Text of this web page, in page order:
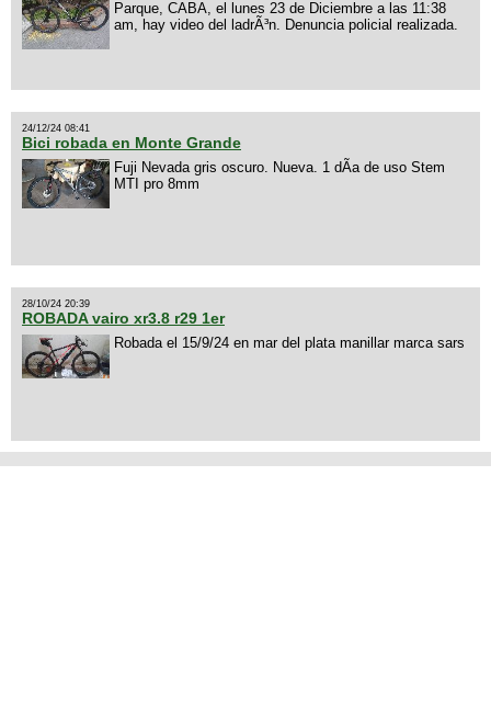
Parque, CABA, el lunes 23 de Diciembre a las 11:38
am, hay video del ladrÃ³n. Denuncia policial realizada.
24/12/24 08:41
Bici robada en Monte Grande
Fuji Nevada gris oscuro. Nueva. 1 dÃ­a de uso Stem
MTI pro 8mm
28/10/24 20:39
ROBADA vairo xr3.8 r29 1er
Robada el 15/9/24 en mar del plata manillar marca sars